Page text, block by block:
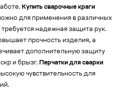
Купить сварочные краги
для применения в различных
требуется надежная защита рук.
прочность изделия, а
дополнительную защиту
и брызг. Перчатки для сварки
чувствительность для